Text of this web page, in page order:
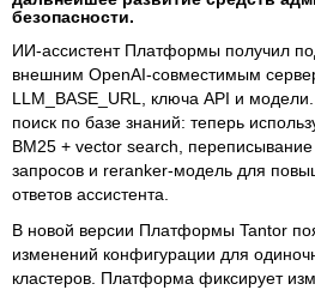
безопасности.
ИИ-ассистент Платформы получил
внешним OpenAI-совместимым
LLM_BASE_URL, ключа API и
поиск по базе знаний: теперь
BM25 + vector search, переписывание
запросов и reranker-модель для
ответов ассистента.
В новой версии Платформы Tantor
изменений конфигурации для
кластеров. Платформа фиксирует